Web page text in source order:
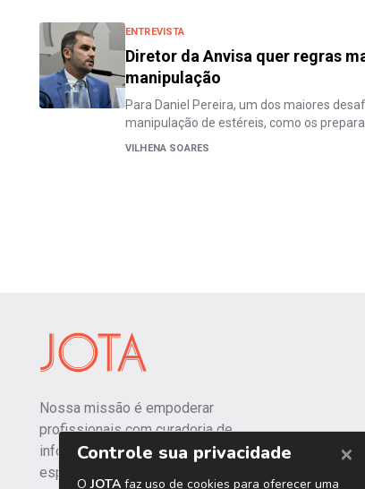
ENTREVISTA
Diretor da Anvisa quer regras
manipulação
Para Daniel Pereira, um dos maiores
manipulação de estéreis, como os
VILHENA SOARES
Nossa missão é empoderar
profissionais com curadoria de
informações independentes e
especializadas.